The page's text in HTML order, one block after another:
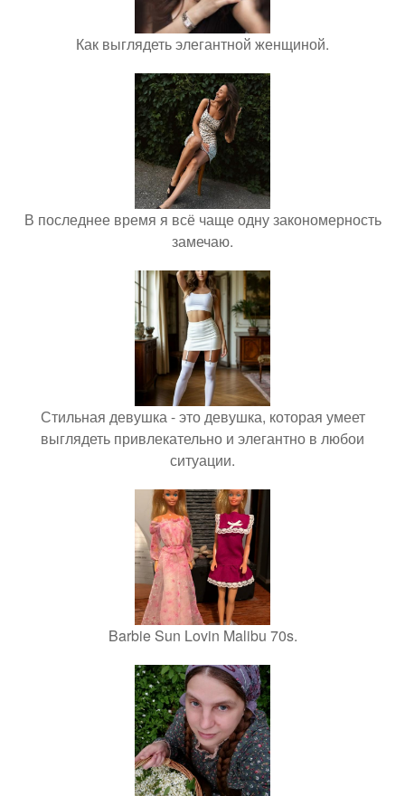
Как выглядеть элегантной женщиной.
В последнее время я всё чаще одну закономерность
замечаю.
Стильная девушка - это девушка, которая умеет
выглядеть привлекательно и элегантно в любои
ситуации.
Barbie Sun Lovin Malibu 70s.